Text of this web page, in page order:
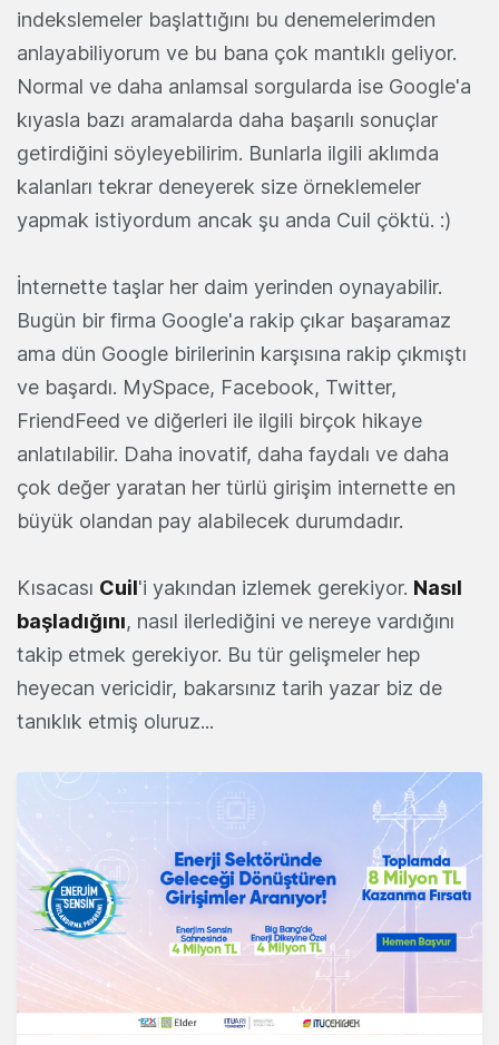
indekslemeler başlattığını bu denemelerimden
anlayabiliyorum ve bu bana çok mantıklı geliyor.
Normal ve daha anlamsal sorgularda ise Google'a
kıyasla bazı aramalarda daha başarılı sonuçlar
getirdiğini söyleyebilirim. Bunlarla ilgili aklımda
kalanları tekrar deneyerek size örneklemeler
yapmak istiyordum ancak şu anda Cuil çöktü. :)
İnternette taşlar her daim yerinden oynayabilir.
Bugün bir firma Google'a rakip çıkar başaramaz
ama dün Google birilerinin karşısına rakip çıkmıştı
ve başardı. MySpace, Facebook, Twitter,
FriendFeed ve diğerleri ile ilgili birçok hikaye
anlatılabilir. Daha inovatif, daha faydalı ve daha
çok değer yaratan her türlü girişim internette en
büyük olandan pay alabilecek durumdadır.
Kısacası Cuil'i yakından izlemek gerekiyor. Nasıl
başladığını, nasıl ilerlediğini ve nereye vardığını
takip etmek gerekiyor. Bu tür gelişmeler hep
heyecan vericidir, bakarsınız tarih yazar biz de
tanıklık etmiş oluruz...